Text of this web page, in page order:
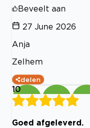
Beveelt aan
27 June 2026
Anja
Zelhem
delen
10
Goed afgeleverd.